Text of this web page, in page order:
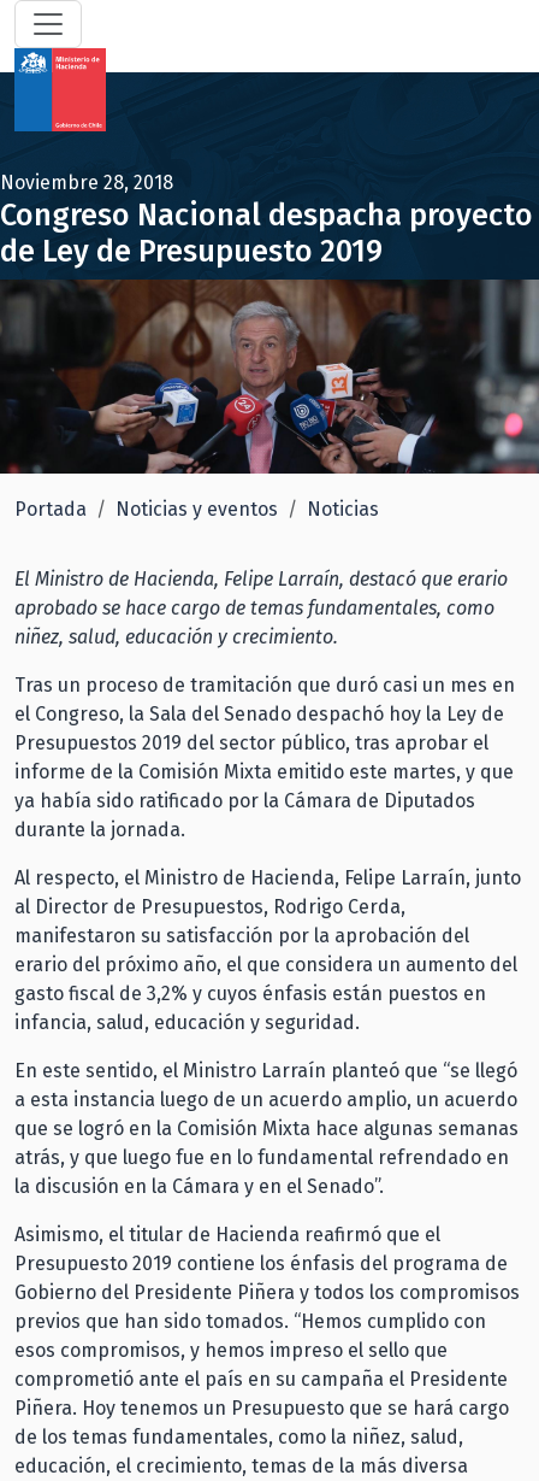
Noviembre 28, 2018
Congreso Nacional despacha proyecto
de Ley de Presupuesto 2019
Portada Noticias y eventos Noticias
El Ministro de Hacienda, Felipe Larraín, destacó que erario
aprobado se hace cargo de temas fundamentales, como
niñez, salud, educación y crecimiento.
Tras un proceso de tramitación que duró casi un mes en
el Congreso, la Sala del Senado despachó hoy la Ley de
Presupuestos 2019 del sector público, tras aprobar el
informe de la Comisión Mixta emitido este martes, y que
ya había sido ratificado por la Cámara de Diputados
durante la jornada.
Al respecto, el Ministro de Hacienda, Felipe Larraín, junto
al Director de Presupuestos, Rodrigo Cerda,
manifestaron su satisfacción por la aprobación del
erario del próximo año, el que considera un aumento del
gasto fiscal de 3,2% y cuyos énfasis están puestos en
infancia, salud, educación y seguridad.
En este sentido, el Ministro Larraín planteó que “se llegó
a esta instancia luego de un acuerdo amplio, un acuerdo
que se logró en la Comisión Mixta hace algunas semanas
atrás, y que luego fue en lo fundamental refrendado en
la discusión en la Cámara y en el Senado”.
Asimismo, el titular de Hacienda reafirmó que el
Presupuesto 2019 contiene los énfasis del programa de
Gobierno del Presidente Piñera y todos los compromisos
previos que han sido tomados. “Hemos cumplido con
esos compromisos, y hemos impreso el sello que
comprometió ante el país en su campaña el Presidente
Piñera. Hoy tenemos un Presupuesto que se hará cargo
de los temas fundamentales, como la niñez, salud,
educación, el crecimiento, temas de la más diversa